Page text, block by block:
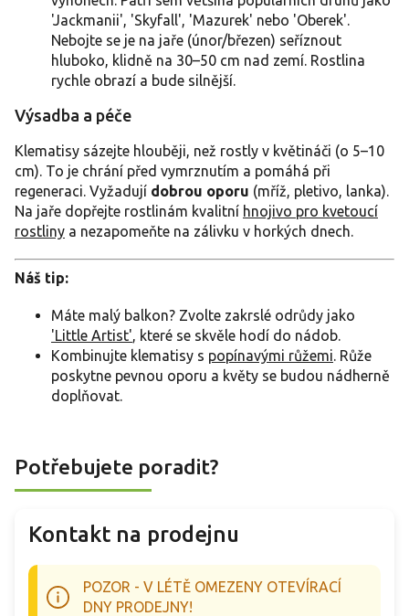
'Jackmanii', 'Skyfall', 'Mazurek' nebo 'Oberek'.
Nebojte se je na jaře (únor/březen) seříznout
hluboko, klidně na 30–50 cm nad zemí. Rostlina
rychle obrazí a bude silnější.
Výsadba a péče
Klematisy sázejte hlouběji, než rostly v květináči (o 5–10
cm). To je chrání před vymrznutím a pomáhá při
regeneraci. Vyžadují dobrou oporu (mříž, pletivo, lanka).
Na jaře dopřejte rostlinám kvalitní hnojivo pro kvetoucí
rostliny a nezapomeňte na zálivku v horkých dnech.
Náš tip:
Máte malý balkon? Zvolte zakrslé odrůdy jako
'Little Artist', které se skvěle hodí do nádob.
Kombinujte klematisy s popínavými růžemi. Růže
poskytne pevnou oporu a květy se budou nádherně
doplňovat.
Potřebujete poradit?
Kontakt na prodejnu
POZOR - V LÉTĚ OMEZENY OTEVÍRACÍ
DNY PRODEJNY!